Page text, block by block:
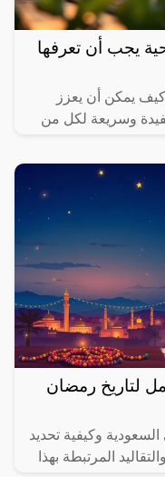
5 فوائد صحية يجب أن تعرفها
يمكن أن يعزز
وسريعة لكل من
دليل شامل لتاريخ رمضان
يبدأ رمضان 2025 في السعودية وكيفية تحديد
المرتبطة بهذا